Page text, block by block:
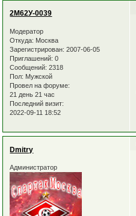
2М62У-0039
Модератор
Откуда: Москва
Зарегистрирован: 2007-06-05
Приглашений: 0
Сообщений: 2318
Пол: Мужской
Провел на форуме:
21 день 21 час
Последний визит:
2022-09-11 18:52
Dmitry
Администратор